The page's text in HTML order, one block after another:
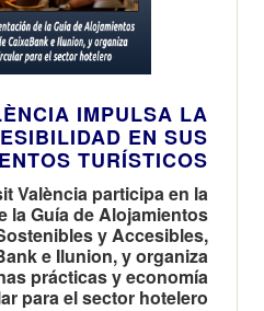
IMPULSA LA
EN SUS
TURÍSTICOS
València participa en la
la Guía de Alojamientos
y Accesibles,
e Ilunion, y organiza
prácticas y economía
para el sector hotelero